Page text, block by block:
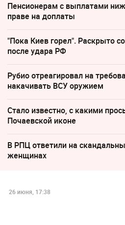
Пенсионерам с выплатами
праве на доплаты
"Пока Киев горел". Раскрыто
после удара РФ
Рубио отреагировал на
накачивать ВСУ оружием
Стало известно, с какими
Почаевской иконе
В РПЦ ответили на
женщинах
26 июня, 17:38